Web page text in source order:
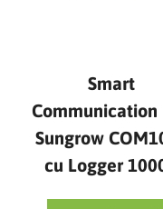
Smart
Communication
Sungrow
cu Logger